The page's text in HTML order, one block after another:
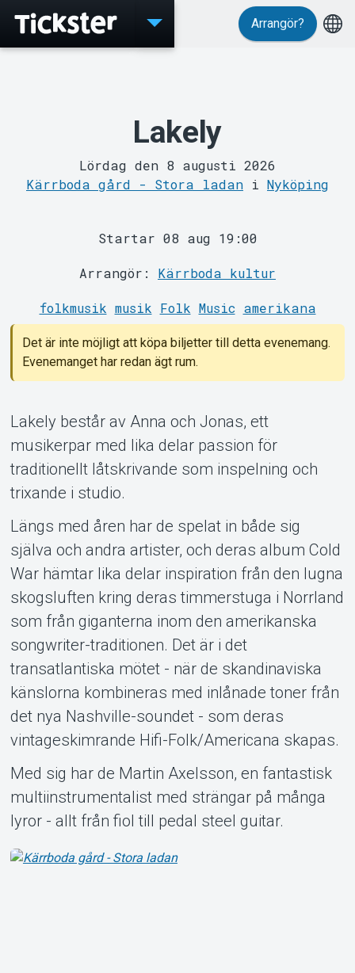
MyTickster
Support
Om Tickster
Arrangör?
Lakely
Lördag den 8 augusti 2026
Kärrboda gård - Stora ladan i Nyköping
Startar 08 aug 19:00
Arrangör: Kärrboda kultur
folkmusik musik Folk Music amerikana
Det är inte möjligt att köpa biljetter till detta evenemang.
Evenemanget har redan ägt rum.
Lakely består av Anna och Jonas, ett
musikerpar med lika delar passion för
traditionellt låtskrivande som inspelning och
trixande i studio.
Längs med åren har de spelat in både sig
själva och andra artister, och deras album Cold
War hämtar lika delar inspiration från den lugna
skogsluften kring deras timmerstuga i Norrland
som från giganterna inom den amerikanska
songwriter-traditionen. Det är i det
transatlantiska mötet - när de skandinaviska
känslorna kombineras med inlånade toner från
det nya Nashville-soundet - som deras
vintageskimrande Hifi-Folk/Americana skapas.
Med sig har de Martin Axelsson, en fantastisk
multiinstrumentalist med strängar på många
lyror - allt från fiol till pedal steel guitar.